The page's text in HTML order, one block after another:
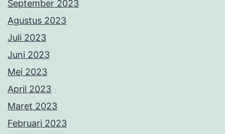
September 2023
Agustus 2023
Juli 2023
Juni 2023
Mei 2023
April 2023
Maret 2023
Februari 2023